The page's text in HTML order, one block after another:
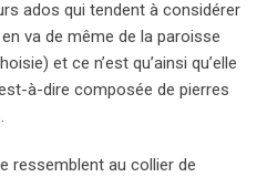
ados qui tendent à considérer
va de même de la paroisse
et ce n’est qu’ainsi qu’elle
à-dire composée de pierres
ressemblent au collier de